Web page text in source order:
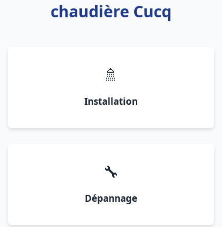
chaudière Cucq
🚿
Installation
🔧
Dépannage